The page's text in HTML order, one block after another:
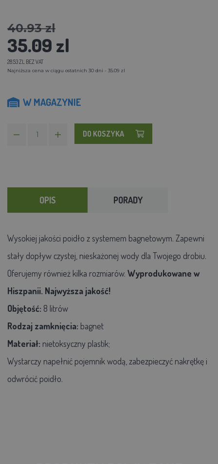
40.93 zl
35.09 zl
28.53 ZL BEZ VAT
Najniższa cena w ciągu ostatnich 30 dni - 35.09 zl
W MAGAZYNIE
DO KOSZYKA
OPIS PORADY
Wysokiej jakości poidło z systemem bagnetowym. Zapewni
stały dopływ czystej, nieskażonej wody dla Twojego drobiu.
Oferujemy również kilka rozmiarów. Wyprodukowane w
Hiszpanii. Najwyższa jakość!
Objętość: 8 litrów
Rodzaj zamknięcia: bagnet
Materiał: nietoksyczny plastik;
Wystarczy napełnić pojemnik wodą, zabezpieczyć nakrętkę i
odwrócić poidło.